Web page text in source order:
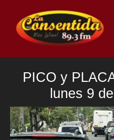
contenido
PICO y
lunes 9